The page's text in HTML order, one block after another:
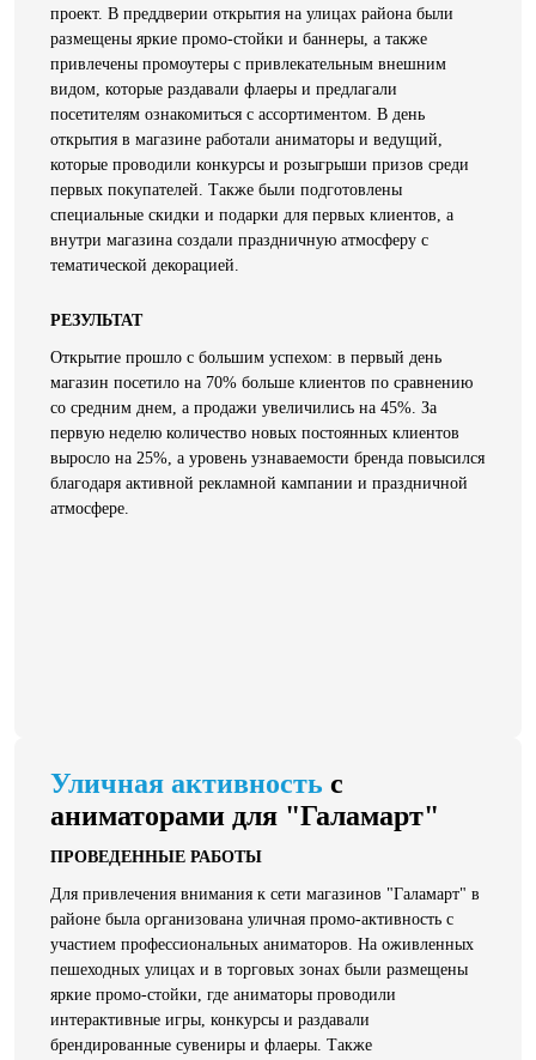
проект. В преддверии открытия на улицах района были
размещены яркие промо-стойки и баннеры, а также
привлечены промоутеры с привлекательным внешним
видом, которые раздавали флаеры и предлагали
посетителям ознакомиться с ассортиментом. В день
открытия в магазине работали аниматоры и ведущий,
которые проводили конкурсы и розыгрыши призов среди
первых покупателей. Также были подготовлены
специальные скидки и подарки для первых клиентов, а
внутри магазина создали праздничную атмосферу с
тематической декорацией.
РЕЗУЛЬТАТ
Открытие прошло с большим успехом: в первый день
магазин посетило на 70% больше клиентов по сравнению
со средним днем, а продажи увеличились на 45%. За
первую неделю количество новых постоянных клиентов
выросло на 25%, а уровень узнаваемости бренда повысился
благодаря активной рекламной кампании и праздничной
атмосфере.
Уличная активность с
аниматорами для "Галамарт"
ПРОВЕДЕННЫЕ РАБОТЫ
Для привлечения внимания к сети магазинов "Галамарт" в
районе была организована уличная промо-активность с
участием профессиональных аниматоров. На оживленных
пешеходных улицах и в торговых зонах были размещены
яркие промо-стойки, где аниматоры проводили
интерактивные игры, конкурсы и раздавали
брендированные сувениры и флаеры. Также